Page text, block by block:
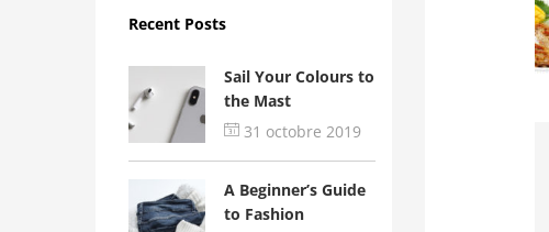
Recent Posts
Sail Your Colours to
the Mast
31 octobre 2019
A Beginner’s Guide
to Fashion